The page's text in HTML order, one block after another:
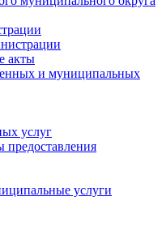
акты
и муниципальных
услуг
предоставления
услуги